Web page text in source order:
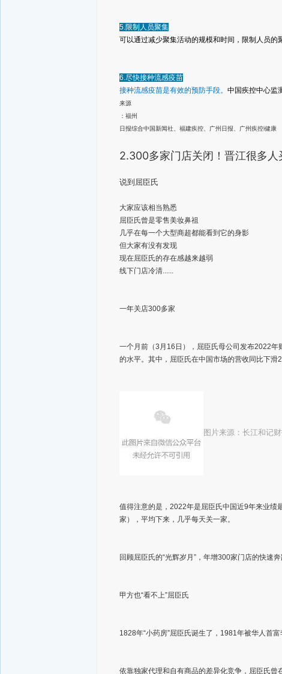
5.限制人员聚集
可以通过减少聚集活动的规模和时间，限制人员的
6.尽快接种流感疫苗
接种流感疫苗是有效的预防手段。 中国疾控中心监
来源
：福州
日报综合中国新闻社、福建疾控、广州日报、广州疾控i健康
2.300多家门店关闭！晋江很多
说到屈臣氏
大家应该相当熟悉
屈臣氏曾是零售美妆鼻祖
几乎在每一个大型商超都能看到它的身影
但大家有没有发现
现在屈臣氏的存在感越来越弱
线下门店冷清......
一年关店300多家
一个月前（3月16日），屈臣氏母公司发布2022
的水平。其中，屈臣氏在中国市场的营收同比下滑
图片来源 ：长江和记
值得注意的是，2022年是屈臣氏中国近9年来业
家），平均下来，几乎每天关一家。
回顾屈臣氏的“光辉岁月”，年增300家门店的快速
甲方也“看不上”屈臣氏
1828年“小药房”屈臣氏诞生了，1981年被华人首
依靠独家代理和自有商品的差异化竞争，屈臣氏曾